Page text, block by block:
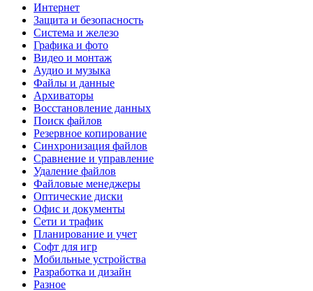
Интернет
Защита и безопасность
Система и железо
Графика и фото
Видео и монтаж
Аудио и музыка
Файлы и данные
Архиваторы
Восстановление данных
Поиск файлов
Резервное копирование
Синхронизация файлов
Сравнение и управление
Удаление файлов
Файловые менеджеры
Оптические диски
Офис и документы
Сети и трафик
Планирование и учет
Софт для игр
Мобильные устройства
Разработка и дизайн
Разное